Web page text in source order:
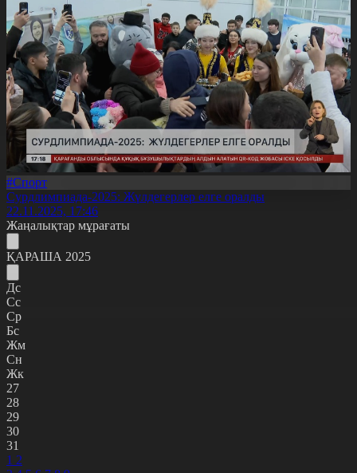
#Спорт
Сурдлимпиада-2025: Жүлдегерлер елге оралды
22.11.2025, 17:46
Жаңалықтар мұрағаты
ҚАРАША 2025
Дс
Сс
Ср
Бс
Жм
Сн
Жк
27
28
29
30
31
1 2